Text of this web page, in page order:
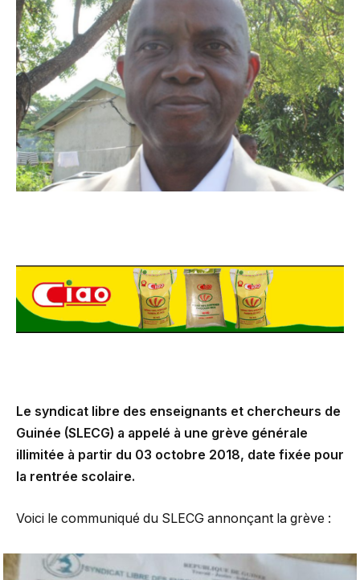
Le syndicat libre des enseignants et chercheurs de
Guinée (SLECG) a appelé à une grève générale
illimitée à partir du 03 octobre 2018, date fixée pour
la rentrée scolaire.
Voici le communiqué du SLECG annonçant la grève :